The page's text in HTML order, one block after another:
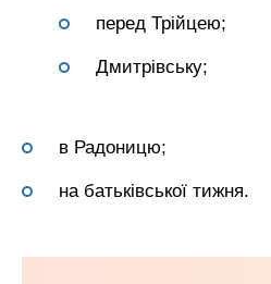
перед Трійцею;
Дмитрівську;
в Радоницю;
на батьківської тижня.